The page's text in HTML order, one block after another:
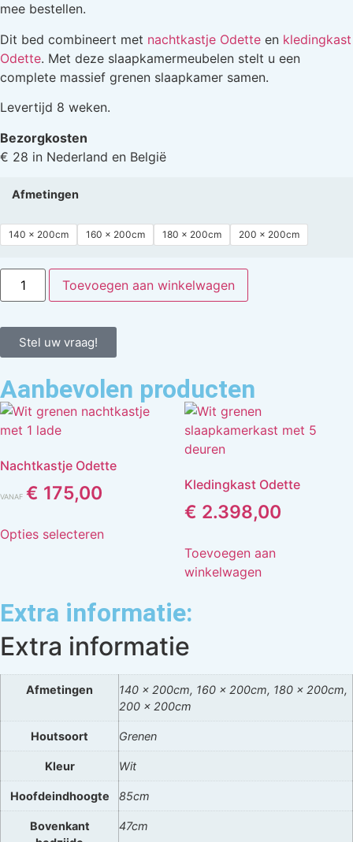
mee bestellen.
Dit bed combineert met nachtkastje Odette en kledingkast
Odette. Met deze slaapkamermeubelen stelt u een
complete massief grenen slaapkamer samen.
Levertijd 8 weken.
Bezorgkosten
€ 28 in Nederland en België
Afmetingen
140 x 200cm 160 x 200cm 180 x 200cm 200 x 200cm
Toevoegen aan winkelwagen
Stel uw vraag!
Aanbevolen producten
Nachtkastje Odette
VANAF € 175,00
Opties selecteren
Kledingkast Odette
€ 2.398,00
Toevoegen aan
winkelwagen
Extra informatie:
Extra informatie
Afmetingen
140 x 200cm, 160 x 200cm, 180 x 200cm,
200 x 200cm
Houtsoort Grenen
Kleur Wit
Hoofdeindhoogte 85cm
Bovenkant
47cm